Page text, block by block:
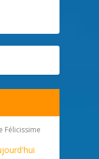
Félicissime